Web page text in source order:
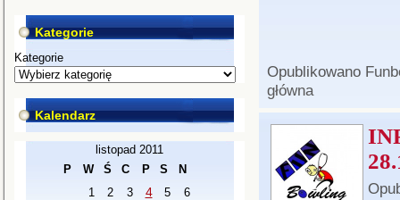
Kategorie
Kategorie
Kalendarz
listopad 2011
P
W Ś C P S N
1 2 3 4 5 6
Opublikowano
główna